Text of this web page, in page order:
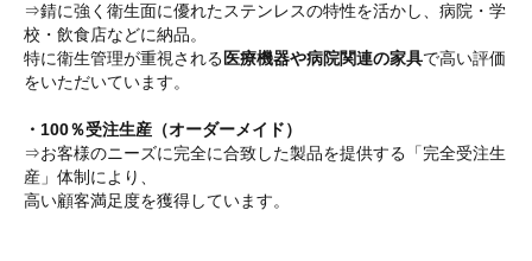
⇒錆に強く衛生面に優れたステンレスの特性を活かし、病院・学
校・飲食店などに納品。
特に衛生管理が重視される医療機器や病院関連の家具で高い評価
をいただいています。
・100％受注生産（オーダーメイド）
⇒お客様のニーズに完全に合致した製品を提供する「完全受注生
産」体制により、
高い顧客満足度を獲得しています。